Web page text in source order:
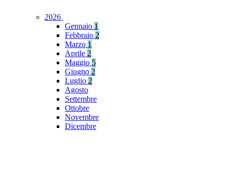
2026
Gennaio 1
Febbraio 2
Marzo 1
Aprile 2
Maggio 5
Giugno 2
Luglio 2
Agosto
Settembre
Ottobre
Novembre
Dicembre